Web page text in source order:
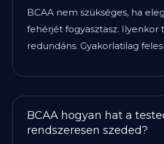
BCAA nem szükséges, ha
fehérjét fogyasztasz. Ilyenkor
redundáns. Gyakorlatilag
BCAA hogyan hat a
rendszeresen szeded?